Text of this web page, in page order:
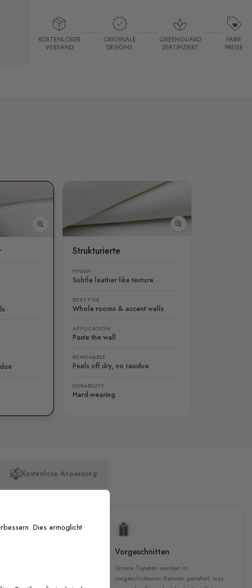
KOSTENLOSER
VERSAND
ORIGINALE
DESIGNS
GREENGUARD
ZERTIFIZIERT
FAIRE
PREISE
Strukturierte
FINISH
Subtle leather like texture
BEST FOR
Whole rooms & accent walls
APPLICATION
Paste the wall
REMOVABLE
Peels off dry, no residue
DURABILITY
Hard-wearing
Kostenlose Anpassung
Vorgeschnitten
Unsere Tapeten werden in
vorgeschnittenen Bahnen geliefert, was
Dies ermöglicht